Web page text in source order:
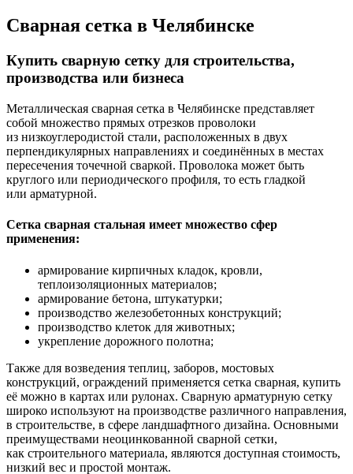
Сварная сетка в Челябинске
Купить сварную сетку для строительства,
производства или бизнеса
Металлическая сварная сетка в Челябинске представляет
собой множество прямых отрезков проволоки
из низкоуглеродистой стали, расположенных в двух
перпендикулярных направлениях и соединённых в местах
пересечения точечной сваркой. Проволока может быть
круглого или периодического профиля, то есть гладкой
или арматурной.
Сетка сварная стальная имеет множество сфер
применения:
армирование кирпичных кладок, кровли,
теплоизоляционных материалов;
армирование бетона, штукатурки;
производство железобетонных конструкций;
производство клеток для животных;
укрепление дорожного полотна;
Также для возведения теплиц, заборов, мостовых
конструкций, ограждений применяется сетка сварная, купить
её можно в картах или рулонах. Сварную арматурную сетку
широко используют на производстве различного направления,
в строительстве, в сфере ландшафтного дизайна. Основными
преимуществами неоцинкованной сварной сетки,
как строительного материала, являются доступная стоимость,
низкий вес и простой монтаж.